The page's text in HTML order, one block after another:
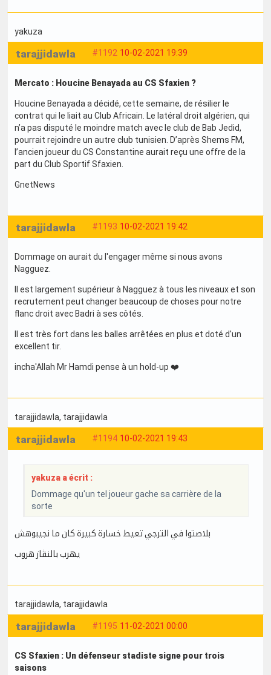
yakuza
#1192 10-02-2021 19:39
tarajjidawla
Mercato : Houcine Benayada au CS Sfaxien ?
Houcine Benayada a décidé, cette semaine, de résilier le
contrat qui le liait au Club Africain. Le latéral droit algérien, qui
n’a pas disputé le moindre match avec le club de Bab Jedid,
pourrait rejoindre un autre club tunisien. D’après Shems FM,
l’ancien joueur du CS Constantine aurait reçu une offre de la
part du Club Sportif Sfaxien.
GnetNews
#1193 10-02-2021 19:42
tarajjidawla
Dommage on aurait du l'engager même si nous avons
Nagguez.
Il est largement supérieur à Nagguez à tous les niveaux et son
recrutement peut changer beaucoup de choses pour notre
flanc droit avec Badri à ses côtés.
Il est très fort dans les balles arrêtées en plus et doté d'un
excellent tir.
incha'Allah Mr Hamdi pense à un hold-up ❤️
tarajjidawla, tarajjidawla
#1194 10-02-2021 19:43
tarajjidawla
yakuza a écrit :
Dommage qu'un tel joueur gache sa carrière de la
sorte
بلاصتوا في الترجي تعيط خسارة كبيرة كان ما نجيبوهش
يهرب بالنڨاز هروب
tarajjidawla, tarajjidawla
#1195 11-02-2021 00:00
tarajjidawla
CS Sfaxien : Un défenseur stadiste signe pour trois
saisons